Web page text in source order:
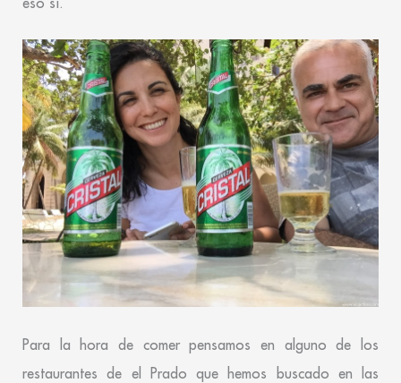
Para la hora de comer pensamos en alguno de los
restaurantes de el Prado que hemos buscado en las